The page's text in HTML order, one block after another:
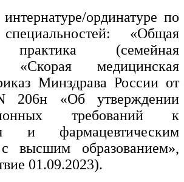
ординатуре по
«Общая
практика (семейная
«Скорая медицинская
Минздрава России от
206н «Об утверждении
требований к
и фармацевтическим
высшим образованием»,
01.09.2023).